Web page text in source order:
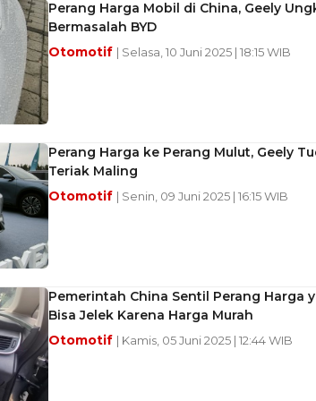
Perang Harga Mobil di China, Geely
Bermasalah BYD
Otomotif | Selasa, 10 Juni 2025 | 18:15 WIB
Perang Harga ke Perang Mulut, Geely
Teriak Maling
Otomotif | Senin, 09 Juni 2025 | 16:15 WIB
Pemerintah China Sentil Perang Harga
Bisa Jelek Karena Harga Murah
Otomotif | Kamis, 05 Juni 2025 | 12:44 WIB